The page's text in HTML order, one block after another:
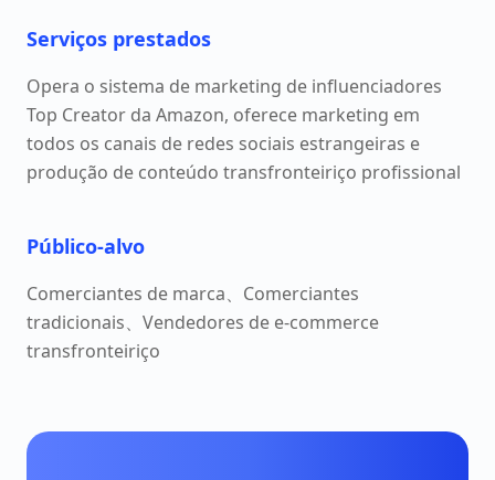
Serviços prestados
Opera o sistema de marketing de influenciadores
Top Creator da Amazon, oferece marketing em
todos os canais de redes sociais estrangeiras e
produção de conteúdo transfronteiriço profissional
Público-alvo
Comerciantes de marca、Comerciantes
tradicionais、Vendedores de e-commerce
transfronteiriço